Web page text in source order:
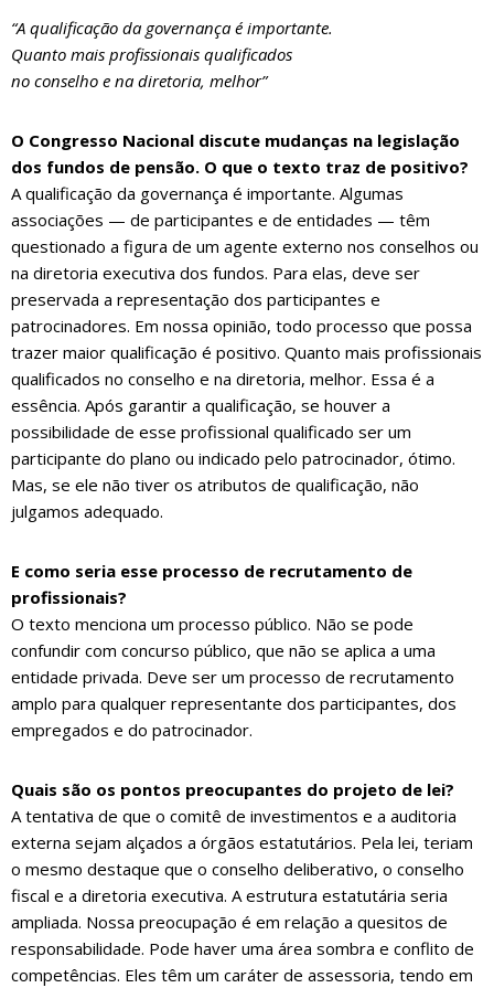
“A qualificação da governança é importante.
Quanto mais profissionais qualificados
no conselho e na diretoria, melhor”
O Congresso Nacional discute mudanças na legislação
dos fundos de pensão. O que o texto traz de positivo?
A qualificação da governança é importante. Algumas
associações — de participantes e de entidades — têm
questionado a figura de um agente externo nos conselhos ou
na diretoria executiva dos fundos. Para elas, deve ser
preservada a representação dos participantes e
patrocinadores. Em nossa opinião, todo processo que possa
trazer maior qualificação é positivo. Quanto mais profissionais
qualificados no conselho e na diretoria, melhor. Essa é a
essência. Após garantir a qualificação, se houver a
possibilidade de esse profissional qualificado ser um
participante do plano ou indicado pelo patrocinador, ótimo.
Mas, se ele não tiver os atributos de qualificação, não
julgamos adequado.
E como seria esse processo de recrutamento de
profissionais?
O texto menciona um processo público. Não se pode
confundir com concurso público, que não se aplica a uma
entidade privada. Deve ser um processo de recrutamento
amplo para qualquer representante dos participantes, dos
empregados e do patrocinador.
Quais são os pontos preocupantes do projeto de lei?
A tentativa de que o comitê de investimentos e a auditoria
externa sejam alçados a órgãos estatutários. Pela lei, teriam
o mesmo destaque que o conselho deliberativo, o conselho
fiscal e a diretoria executiva. A estrutura estatutária seria
ampliada. Nossa preocupação é em relação a quesitos de
responsabilidade. Pode haver uma área sombra e conflito de
competências. Eles têm um caráter de assessoria, tendo em